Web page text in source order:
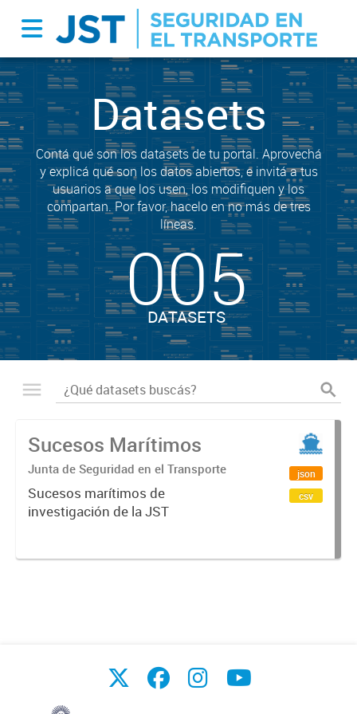
Datasets
Contá qué son los datasets de tu portal. Aprovechá
y explicá qué son los datos abiertos, e invitá a tus
usuarios a que los usen, los modifiquen y los
compartan. Por favor, hacelo en no más de tres
líneas.
005
DATASETS
Sucesos Marítimos
Junta de Seguridad en el Transporte
Sucesos marítimos de
investigación de la JST
json
csv